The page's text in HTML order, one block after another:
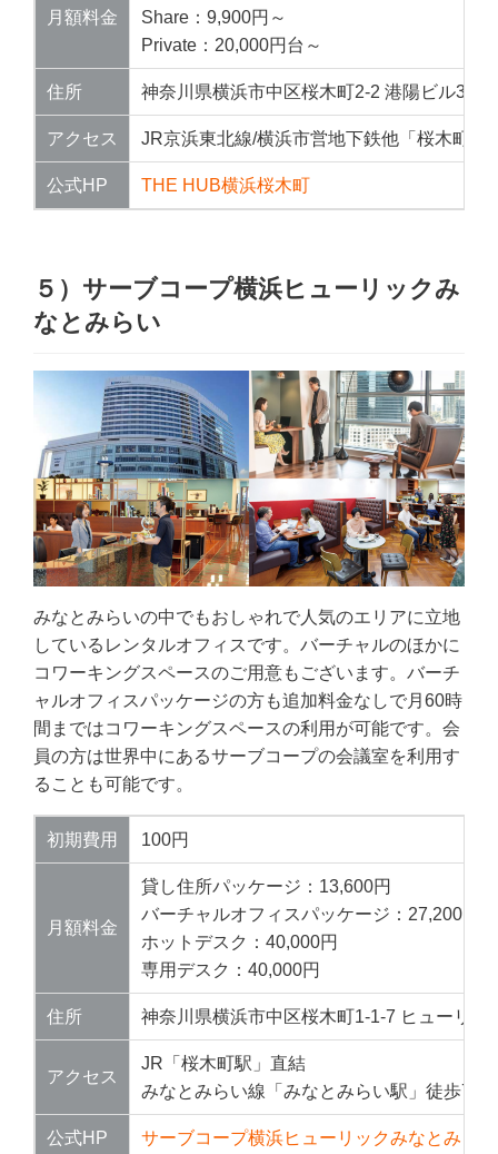
月額料金
Share：9,900円～
Private：20,000円台～
住所 神奈川県横浜市中区桜木町2-2 港陽ビル3･4･
アクセス JR京浜東北線/横浜市営地下鉄他「桜木町駅
公式HP THE HUB横浜桜木町
５）サーブコープ横浜ヒューリックみ
なとみらい
みなとみらいの中でもおしゃれで人気のエリアに立地
しているレンタルオフィスです。バーチャルのほかに
コワーキングスペースのご用意もございます。バーチ
ャルオフィスパッケージの方も追加料金なしで月60時
間まではコワーキングスペースの利用が可能です。会
員の方は世界中にあるサーブコープの会議室を利用す
ることも可能です。
初期費用 100円
月額料金
貸し住所パッケージ：13,600円
バーチャルオフィスパッケージ：27,200円
ホットデスク：40,000円
専用デスク：40,000円
住所 神奈川県横浜市中区桜木町1-1-7 ヒューリッ
アクセス
JR「桜木町駅」直結
みなとみらい線「みなとみらい駅」徒歩7分
公式HP サーブコープ横浜ヒューリックみなとみらい